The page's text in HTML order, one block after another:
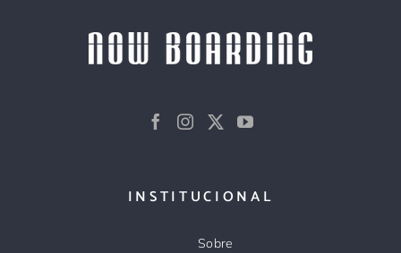
INSTITUCIONAL
Sobre